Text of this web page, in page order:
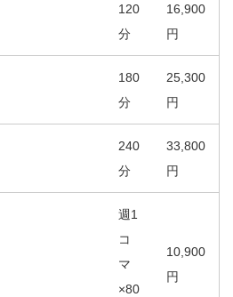
120
分
16,900
円
180
分
25,300
円
240
分
33,800
円
週1
コ
マ
×80
10,900
円